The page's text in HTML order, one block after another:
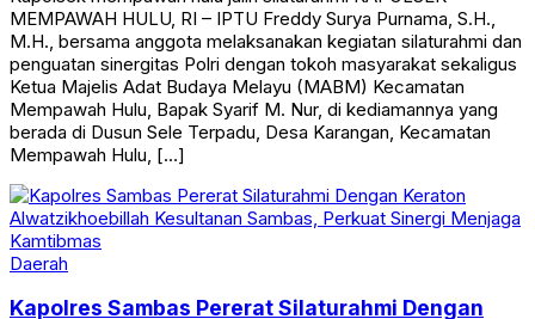
MEMPAWAH HULU, RI – IPTU Freddy Surya Purnama, S.H.,
M.H., bersama anggota melaksanakan kegiatan silaturahmi dan
penguatan sinergitas Polri dengan tokoh masyarakat sekaligus
Ketua Majelis Adat Budaya Melayu (MABM) Kecamatan
Mempawah Hulu, Bapak Syarif M. Nur, di kediamannya yang
berada di Dusun Sele Terpadu, Desa Karangan, Kecamatan
Mempawah Hulu, […]
Daerah
Kapolres Sambas Pererat Silaturahmi Dengan